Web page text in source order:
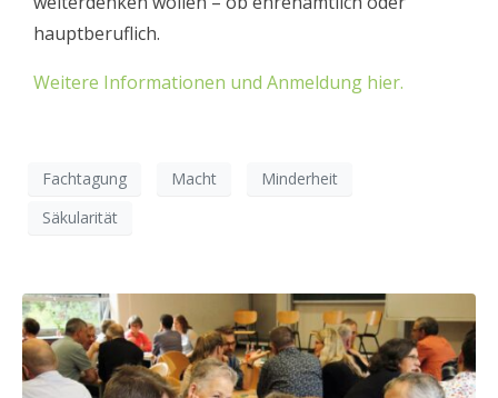
hauptberuflich.
Weitere Informationen und Anmeldung hier.
Fachtagung Macht
Minderheit
Säkularität